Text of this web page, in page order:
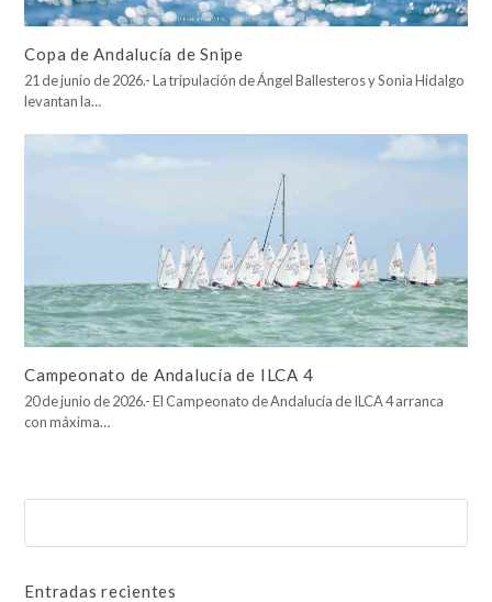
Copa de Andalucía de Snipe
21 de junio de 2026.- La tripulación de Ángel Ballesteros y Sonia Hidalgo
levantan la…
Campeonato de Andalucía de ILCA 4
20 de junio de 2026.- El Campeonato de Andalucía de ILCA 4 arranca
con máxima…
Entradas recientes